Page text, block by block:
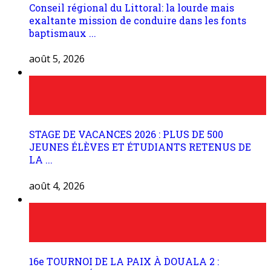
Conseil régional du Littoral: la lourde mais
exaltante mission de conduire dans les fonts
baptismaux ...
août 5, 2026
STAGE DE VACANCES 2026 : PLUS DE 500
JEUNES ÉLÈVES ET ÉTUDIANTS RETENUS DE
LA ...
août 4, 2026
16e TOURNOI DE LA PAIX À DOUALA 2 :